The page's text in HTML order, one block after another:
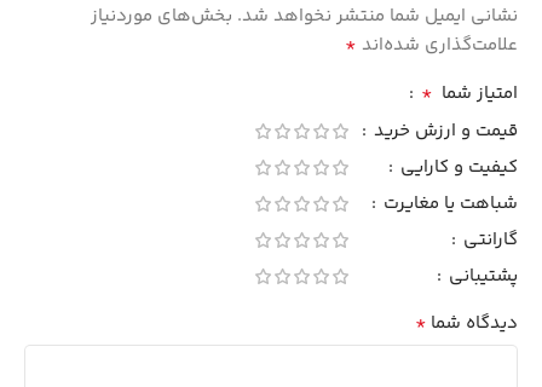
نشانی ایمیل شما منتشر نخواهد شد. بخش‌های موردنیاز
علامت‌گذاری شده‌اند *
امتیاز شما *
قیمت و ارزش خرید
کیفیت و کارایی
شباهت یا مغایرت
گارانتی
پشتیبانی
دیدگاه شما *